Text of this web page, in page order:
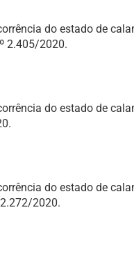
do estado de
2.405/2020.
do estado de
do estado de
2020.